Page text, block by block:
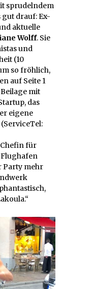
sprudelndem
gut drauf: Ex-
aktuelle
Wolff. Sie
und
(10
so fröhlich,
auf Seite 1
mit
das
eigene
Chefin für
Party mehr